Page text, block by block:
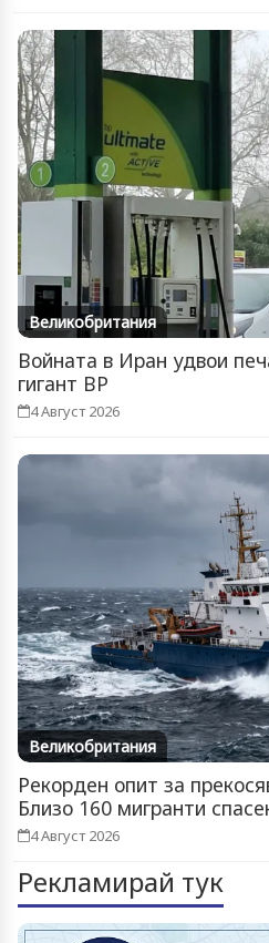
Великобритания
Войната в Иран удвои
гигант BP
4 Август 2026
Великобритания
Рекорден опит за
Близо 160 мигранти
4 Август 2026
Рекламирай тук